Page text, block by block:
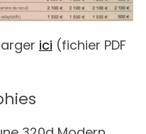
ici (fichier PDF